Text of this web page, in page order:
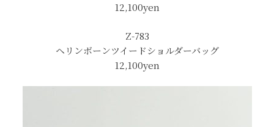
12,100yen
Z-783
ヘリンボーンツイードショルダーバッグ
12,100yen